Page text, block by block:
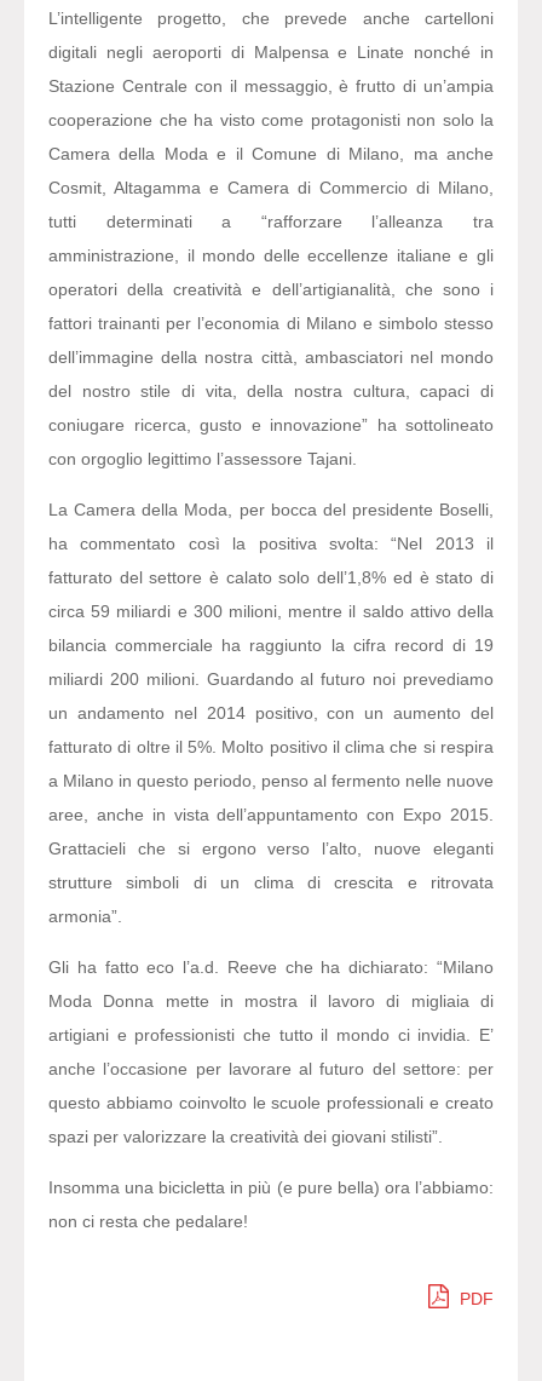
L’intelligente progetto, che prevede anche cartelloni
digitali negli aeroporti di Malpensa e Linate nonché in
Stazione Centrale con il messaggio, è frutto di un’ampia
cooperazione che ha visto come protagonisti non solo la
Camera della Moda e il Comune di Milano, ma anche
Cosmit, Altagamma e Camera di Commercio di Milano,
tutti determinati a “rafforzare l’alleanza tra
amministrazione, il mondo delle eccellenze italiane e gli
operatori della creatività e dell’artigianalità, che sono i
fattori trainanti per l’economia di Milano e simbolo stesso
dell’immagine della nostra città, ambasciatori nel mondo
del nostro stile di vita, della nostra cultura, capaci di
coniugare ricerca, gusto e innovazione” ha sottolineato
con orgoglio legittimo l’assessore Tajani.
La Camera della Moda, per bocca del presidente Boselli,
ha commentato così la positiva svolta: “Nel 2013 il
fatturato del settore è calato solo dell’1,8% ed è stato di
circa 59 miliardi e 300 milioni, mentre il saldo attivo della
bilancia commerciale ha raggiunto la cifra record di 19
miliardi 200 milioni. Guardando al futuro noi prevediamo
un andamento nel 2014 positivo, con un aumento del
fatturato di oltre il 5%. Molto positivo il clima che si respira
a Milano in questo periodo, penso al fermento nelle nuove
aree, anche in vista dell’appuntamento con Expo 2015.
Grattacieli che si ergono verso l’alto, nuove eleganti
strutture simboli di un clima di crescita e ritrovata
armonia”.
Gli ha fatto eco l’a.d. Reeve che ha dichiarato: “Milano
Moda Donna mette in mostra il lavoro di migliaia di
artigiani e professionisti che tutto il mondo ci invidia. E’
anche l’occasione per lavorare al futuro del settore: per
questo abbiamo coinvolto le scuole professionali e creato
spazi per valorizzare la creatività dei giovani stilisti”.
Insomma una bicicletta in più (e pure bella) ora l’abbiamo:
non ci resta che pedalare!
PDF